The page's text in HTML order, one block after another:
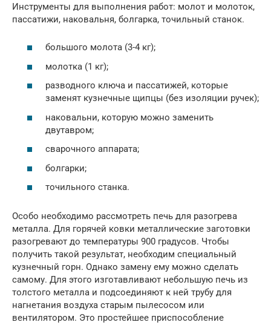
Инструменты для выполнения работ: молот и молоток,
пассатижи, наковальня, болгарка, точильный станок.
большого молота (3-4 кг);
молотка (1 кг);
разводного ключа и пассатижей, которые
заменят кузнечные щипцы (без изоляции ручек);
наковальни, которую можно заменить
двутавром;
сварочного аппарата;
болгарки;
точильного станка.
Особо необходимо рассмотреть печь для разогрева
металла. Для горячей ковки металлические заготовки
разогревают до температуры 900 градусов. Чтобы
получить такой результат, необходим специальный
кузнечный горн. Однако замену ему можно сделать
самому. Для этого изготавливают небольшую печь из
толстого металла и подсоединяют к ней трубу для
нагнетания воздуха старым пылесосом или
вентилятором. Это простейшее приспособление